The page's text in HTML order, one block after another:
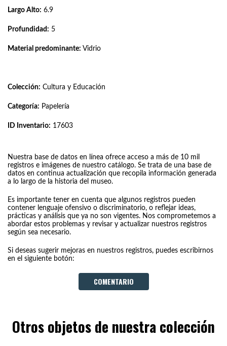
Largo Alto: 6.9
Profundidad: 5
Material predominante: Vidrio
Colección: Cultura y Educación
Categoría: Papelería
ID Inventario: 17603
Nuestra base de datos en línea ofrece acceso a más de 10 mil
registros e imágenes de nuestro catálogo. Se trata de una base de
datos en continua actualización que recopila información generada
a lo largo de la historia del museo.
Es importante tener en cuenta que algunos registros pueden
contener lenguaje ofensivo o discriminatorio, o reflejar ideas,
prácticas y análisis que ya no son vigentes. Nos comprometemos a
abordar estos problemas y revisar y actualizar nuestros registros
según sea necesario.
Si deseas sugerir mejoras en nuestros registros, puedes escribirnos
en el siguiente botón:
COMENTARIO
Otros objetos de nuestra colección